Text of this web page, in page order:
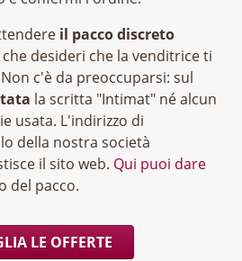
il pacco discreto
desideri che la venditrice ti
c'è da preoccuparsi: sul
la scritta "Intimat" né alcun
usata. L'indirizzo di
della nostra società
il sito web. Qui puoi dare
del pacco.
LE OFFERTE